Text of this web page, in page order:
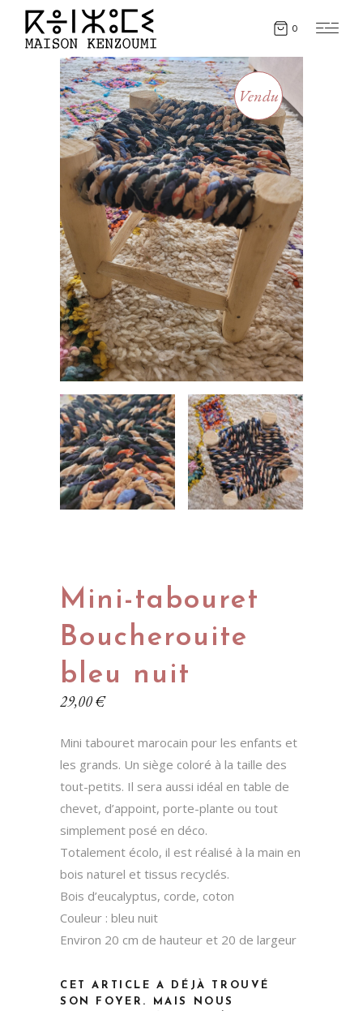
0
Vendu
Mini-tabouret
Boucherouite
bleu nuit
29,00€
Mini tabouret marocain pour les enfants et
les grands. Un siège coloré à la taille des
tout-petits. Il sera aussi idéal en table de
chevet, d’appoint, porte-plante ou tout
simplement posé en déco.
Totalement écolo, il est réalisé à la main en
bois naturel et tissus recyclés.
Bois d’eucalyptus, corde, coton
Couleur : bleu nuit
Environ 20 cm de hauteur et 20 de largeur
CET ARTICLE A DÉJÀ TROUVÉ
SON FOYER. MAIS NOUS